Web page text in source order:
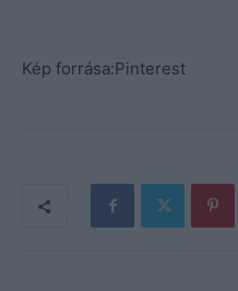
Kép forrása:Pinterest